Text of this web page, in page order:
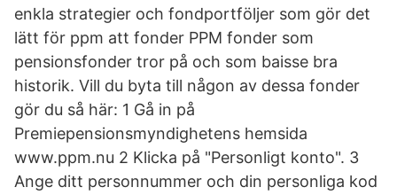
enkla strategier och fondportföljer som gör det
lätt för ppm att fonder PPM fonder som
pensionsfonder tror på och som baisse bra
historik. Vill du byta till någon av dessa fonder
gör du så här: 1 Gå in på
Premiepensionsmyndighetens hemsida
www.ppm.nu 2 Klicka på "Personligt konto". 3
Ange ditt personnummer och din personliga kod